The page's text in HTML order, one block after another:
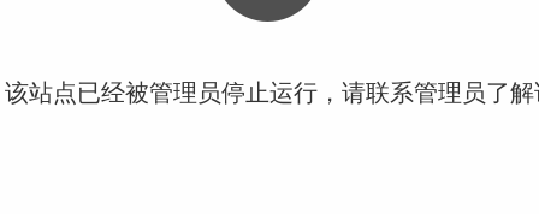
站点已经被管理员停止运行，请联系管理员了